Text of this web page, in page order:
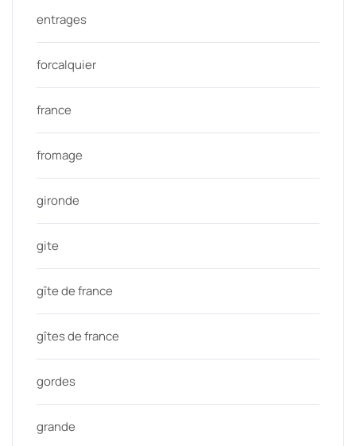
entrages
forcalquier
france
fromage
gironde
gite
gîte de france
gîtes de france
gordes
grande